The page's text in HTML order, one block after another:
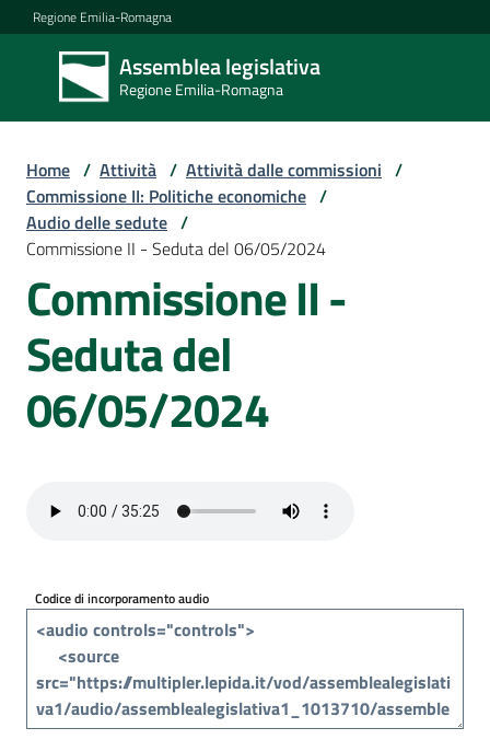
Vai al contenuto
Vai alla navigazione
Vai al footer
Regione Emilia-Romagna
Assemblea legislativa
Regione Emilia-Romagna
Assemblea
legislativa
Regione Emilia-
Assemblea
Attività
Argomenti
Per
cittadini
Home / Attività / Attività dalle commissioni /
Commissione II: Politiche economiche /
Audio delle sedute /
Commissione II - Seduta del 06/05/2024
Commissione II -
Seduta del
06/05/2024
Codice di incorporamento audio